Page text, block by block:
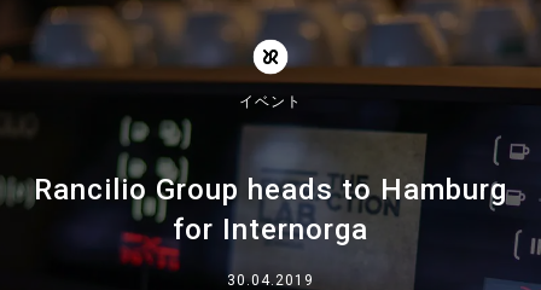
イベント
Rancilio Group heads to Hamburg
for Internorga
30.04.2019
す
製品
ダウン
もっ
Our brands